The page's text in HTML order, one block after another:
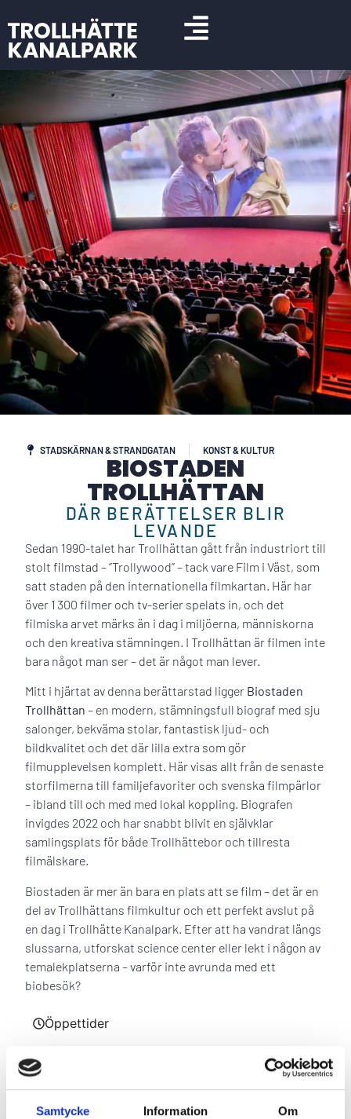
Samtycke Information Om
STADSKÄRNAN & STRANDGATAN KONST & KULTUR
BIOSTADEN
TROLLHÄTTAN
DÄR BERÄTTELSER BLIR
LEVANDE
Sedan 1990-talet har Trollhättan gått från industriort till
stolt filmstad – ”Trollywood” – tack vare Film i Väst, som
satt staden på den internationella filmkartan. Här har
över 1 300 filmer och tv-serier spelats in, och det
filmiska arvet märks än i dag i miljöerna, människorna
och den kreativa stämningen. I Trollhättan är filmen inte
bara något man ser – det är något man lever.
Mitt i hjärtat av denna berättarstad ligger Biostaden
Trollhättan – en modern, stämningsfull biograf med sju
salonger, bekväma stolar, fantastisk ljud- och
bildkvalitet och det där lilla extra som gör
filmupplevelsen komplett. Här visas allt från de senaste
storfilmerna till familjefavoriter och svenska filmpärlor
– ibland till och med med lokal koppling. Biografen
invigdes 2022 och har snabbt blivit en självklar
samlingsplats för både Trollhättebor och tillresta
filmälskare.
Biostaden är mer än bara en plats att se film – det är en
del av Trollhättans filmkultur och ett perfekt avslut på
en dag i Trollhätte Kanalpark. Efter att ha vandrat längs
slussarna, utforskat science center eller lekt i någon av
temalekplatserna – varför inte avrunda med ett
biobesök?
Öppettider
Faciliteter